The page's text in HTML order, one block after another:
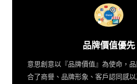
品牌價值優先
意思創意以『品牌價值』為使命，
合了商譽、品牌形象、客戶認同感